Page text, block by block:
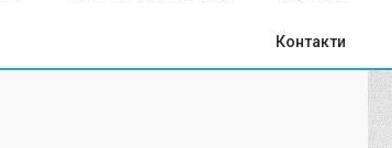
Контакти